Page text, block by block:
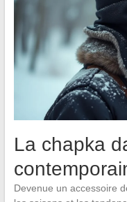
La chapka
Devenue un accessoire